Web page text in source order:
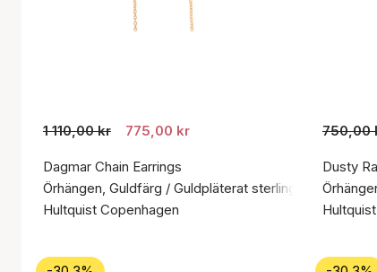
1 110,00 kr 775,00 kr
Dagmar Chain Earrings
Örhängen, Guldfärg / Guldpläterat sterlingsilver 925
Hultquist Copenhagen
750,00
Dusty